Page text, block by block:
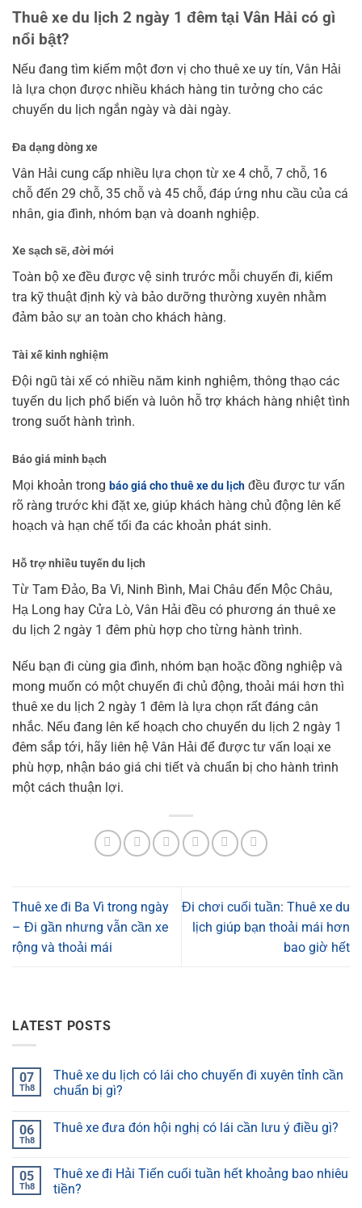
Thuê xe du lịch 2 ngày 1 đêm tại Vân Hải có gì
nổi bật?
Nếu đang tìm kiếm một đơn vị cho thuê xe uy tín, Vân Hải
là lựa chọn được nhiều khách hàng tin tưởng cho các
chuyến du lịch ngắn ngày và dài ngày.
Đa dạng dòng xe
Vân Hải cung cấp nhiều lựa chọn từ xe 4 chỗ, 7 chỗ, 16
chỗ đến 29 chỗ, 35 chỗ và 45 chỗ, đáp ứng nhu cầu của cá
nhân, gia đình, nhóm bạn và doanh nghiệp.
Xe sạch sẽ, đời mới
Toàn bộ xe đều được vệ sinh trước mỗi chuyến đi, kiểm
tra kỹ thuật định kỳ và bảo dưỡng thường xuyên nhằm
đảm bảo sự an toàn cho khách hàng.
Tài xế kinh nghiệm
Đội ngũ tài xế có nhiều năm kinh nghiệm, thông thạo các
tuyến du lịch phổ biến và luôn hỗ trợ khách hàng nhiệt tình
trong suốt hành trình.
Báo giá minh bạch
Mọi khoản trong báo giá cho thuê xe du lịch đều được tư vấn
rõ ràng trước khi đặt xe, giúp khách hàng chủ động lên kế
hoạch và hạn chế tối đa các khoản phát sinh.
Hỗ trợ nhiều tuyến du lịch
Từ Tam Đảo, Ba Vì, Ninh Bình, Mai Châu đến Mộc Châu,
Hạ Long hay Cửa Lò, Vân Hải đều có phương án thuê xe
du lịch 2 ngày 1 đêm phù hợp cho từng hành trình.
Nếu bạn đi cùng gia đình, nhóm bạn hoặc đồng nghiệp và
mong muốn có một chuyến đi chủ động, thoải mái hơn thì
thuê xe du lịch 2 ngày 1 đêm là lựa chọn rất đáng cân
nhắc. Nếu đang lên kế hoạch cho chuyến du lịch 2 ngày 1
đêm sắp tới, hãy liên hệ Vân Hải để được tư vấn loại xe
phù hợp, nhận báo giá chi tiết và chuẩn bị cho hành trình
một cách thuận lợi.
Thuê xe đi Ba Vì trong ngày
– Đi gần nhưng vẫn cần xe
rộng và thoải mái
Đi chơi cuối tuần: Thuê xe du
lịch giúp bạn thoải mái hơn
bao giờ hết
LATEST POSTS
07
Th8
Thuê xe du lịch có lái cho chuyến đi xuyên tỉnh cần
chuẩn bị gì?
06
Th8
Thuê xe đưa đón hội nghị có lái cần lưu ý điều gì?
05
Th8
Thuê xe đi Hải Tiến cuối tuần hết khoảng bao nhiêu
tiền?